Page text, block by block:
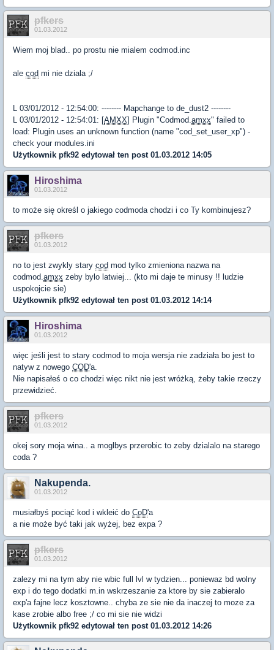
pfkers
01.03.2012
Wiem moj blad.. po prostu nie mialem codmod.inc
ale cod mi nie dziala ;/
L 03/01/2012 - 12:54:00: -------- Mapchange to de_dust2 --------
L 03/01/2012 - 12:54:01: [AMXX] Plugin "Codmod. amxx" failed to
load: Plugin uses an unknown function (name "cod_set_user_xp") -
check your modules.ini
Użytkownik pfk92 edytował ten post 01.03.2012 14:05
Hiroshima
01.03.2012
to może się określ o jakiego codmoda chodzi i co Ty kombinujesz?
pfkers
01.03.2012
no to jest zwykly stary cod mod tylko zmieniona nazwa na
codmod. amxx zeby bylo latwiej... (kto mi daje te minusy !! ludzie
uspokojcie sie)
Użytkownik pfk92 edytował ten post 01.03.2012 14:14
Hiroshima
01.03.2012
więc jeśli jest to stary codmod to moja wersja nie zadziała bo jest to
natyw z nowego COD'a.
Nie napisałeś o co chodzi więc nikt nie jest wróżką, żeby takie rzeczy
przewidzieć.
pfkers
01.03.2012
okej sory moja wina.. a moglbys przerobic to zeby dzialalo na starego
coda ?
Nakupenda.
01.03.2012
musiałbyś pociąć kod i wkleić do CoD'a
a nie może być taki jak wyżej, bez expa ?
pfkers
01.03.2012
zalezy mi na tym aby nie wbic full lvl w tydzien... poniewaz bd wolny
exp i do tego dodatki m.in wskrzeszanie za ktore by sie zabieralo
exp'a fajne lecz kosztowne.. chyba ze sie nie da inaczej to moze za
kase zrobie albo free ;/ co mi sie nie widzi
Użytkownik pfk92 edytował ten post 01.03.2012 14:26